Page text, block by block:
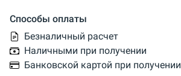
Способы оплаты
Безналичный расчет
Наличными при получении
Банковской картой при получении